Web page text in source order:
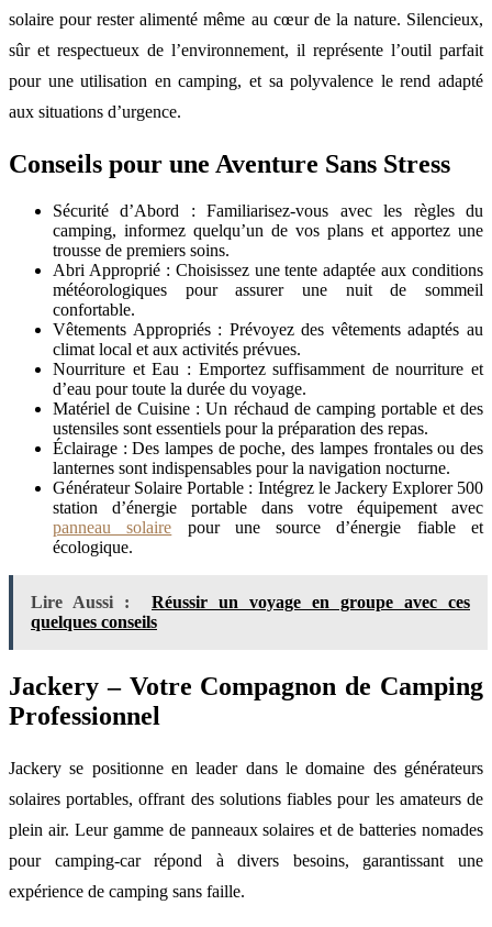
solaire pour rester alimenté même au cœur de la nature. Silencieux,
sûr et respectueux de l’environnement, il représente l’outil parfait
pour une utilisation en camping, et sa polyvalence le rend adapté
aux situations d’urgence.
Conseils pour une Aventure Sans Stress
Sécurité d’Abord : Familiarisez-vous avec les règles du
camping, informez quelqu’un de vos plans et apportez une
trousse de premiers soins.
Abri Approprié : Choisissez une tente adaptée aux conditions
météorologiques pour assurer une nuit de sommeil
confortable.
Vêtements Appropriés : Prévoyez des vêtements adaptés au
climat local et aux activités prévues.
Nourriture et Eau : Emportez suffisamment de nourriture et
d’eau pour toute la durée du voyage.
Matériel de Cuisine : Un réchaud de camping portable et des
ustensiles sont essentiels pour la préparation des repas.
Éclairage : Des lampes de poche, des lampes frontales ou des
lanternes sont indispensables pour la navigation nocturne.
Générateur Solaire Portable : Intégrez le Jackery Explorer 500
station d’énergie portable dans votre équipement avec
panneau solaire pour une source d’énergie fiable et
écologique.
Lire Aussi :
Réussir un voyage en groupe avec ces
quelques conseils
Jackery – Votre Compagnon de Camping
Professionnel
Jackery se positionne en leader dans le domaine des générateurs
solaires portables, offrant des solutions fiables pour les amateurs de
plein air. Leur gamme de panneaux solaires et de batteries nomades
pour camping-car répond à divers besoins, garantissant une
expérience de camping sans faille.